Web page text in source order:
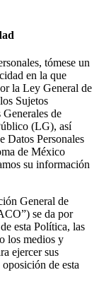
tómese un
en la que
la Ley General de
Sujetos
de
(LG), así
Datos Personales
de México
su información
General de
se da por
esta Política, las
los medios y
ejercer sus
de esta